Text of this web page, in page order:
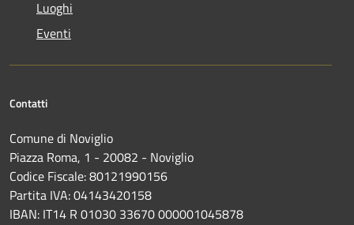
Luoghi
Eventi
Contatti
Comune di Noviglio
Piazza Roma, 1 - 20082 - Noviglio
Codice Fiscale: 80121990156
Partita IVA: 04143420158
IBAN: IT14 R 01030 33670 000001045878